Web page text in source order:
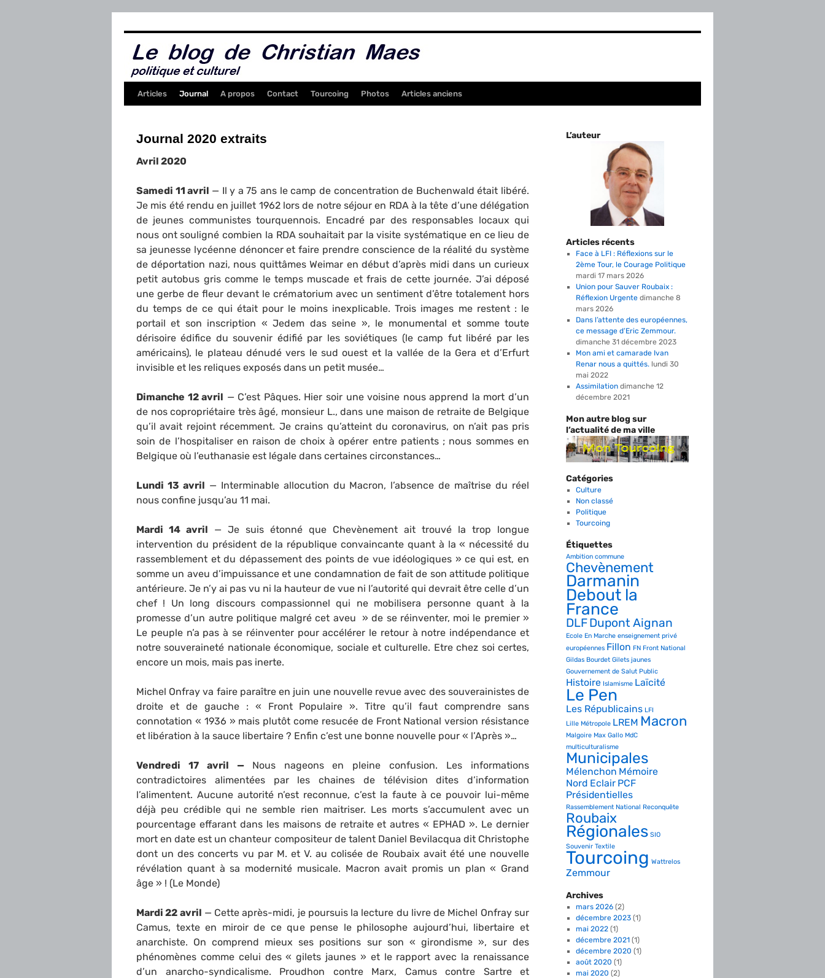
Articles Journal A propos Contact Tourcoing Photos Articles anciens
Journal 2020 extraits
Avril 2020
Samedi 11 avril — Il y a 75 ans le camp de concentration de Buchenwald était libéré.
Je mis été rendu en juillet 1962 lors de notre séjour en RDA à la tête d’une délégation
de jeunes communistes tourquennois. Encadré par des responsables locaux qui
nous ont souligné combien la RDA souhaitait par la visite systématique en ce lieu de
sa jeunesse lycéenne dénoncer et faire prendre conscience de la réalité du système
de déportation nazi, nous quittâmes Weimar en début d’après midi dans un curieux
petit autobus gris comme le temps muscade et frais de cette journée. J’ai déposé
une gerbe de fleur devant le crématorium avec un sentiment d’être totalement hors
du temps de ce qui était pour le moins inexplicable. Trois images me restent : le
portail et son inscription « Jedem das seine », le monumental et somme toute
dérisoire édifice du souvenir édifié par les soviétiques (le camp fut libéré par les
américains), le plateau dénudé vers le sud ouest et la vallée de la Gera et d’Erfurt
invisible et les reliques exposés dans un petit musée…
Dimanche 12 avril — C’est Pâques. Hier soir une voisine nous apprend la mort d’un
de nos copropriétaire très âgé, monsieur L., dans une maison de retraite de Belgique
qu’il avait rejoint récemment. Je crains qu’atteint du coronavirus, on n’ait pas pris
soin de l’hospitaliser en raison de choix à opérer entre patients ; nous sommes en
Belgique où l’euthanasie est légale dans certaines circonstances…
Lundi 13 avril — Interminable allocution du Macron, l’absence de maîtrise du réel
nous confine jusqu’au 11 mai.
Mardi 14 avril — Je suis étonné que Chevènement ait trouvé la trop longue
intervention du président de la république convaincante quant à la « nécessité du
rassemblement et du dépassement des points de vue idéologiques » ce qui est, en
somme un aveu d’impuissance et une condamnation de fait de son attitude politique
antérieure. Je n’y ai pas vu ni la hauteur de vue ni l’autorité qui devrait être celle d’un
chef ! Un long discours compassionnel qui ne mobilisera personne quant à la
promesse d’un autre politique malgré cet aveu » de se réinventer, moi le premier »
Le peuple n’a pas à se réinventer pour accélérer le retour à notre indépendance et
notre souveraineté nationale économique, sociale et culturelle. Etre chez soi certes,
encore un mois, mais pas inerte.
Michel Onfray va faire paraître en juin une nouvelle revue avec des souverainistes de
droite et de gauche : « Front Populaire ». Titre qu’il faut comprendre sans
connotation « 1936 » mais plutôt come resucée de Front National version résistance
et libération à la sauce libertaire ? Enfin c’est une bonne nouvelle pour « l’Après »…
Vendredi 17 avril — Nous nageons en pleine confusion. Les informations
contradictoires alimentées par les chaines de télévision dites d’information
l’alimentent. Aucune autorité n’est reconnue, c’est la faute à ce pouvoir lui-même
déjà peu crédible qui ne semble rien maitriser. Les morts s’accumulent avec un
pourcentage effarant dans les maisons de retraite et autres « EPHAD ». Le dernier
mort en date est un chanteur compositeur de talent Daniel Bevilacqua dit Christophe
dont un des concerts vu par M. et V. au colisée de Roubaix avait été une nouvelle
révélation quant à sa modernité musicale. Macron avait promis un plan « Grand
âge » ! (Le Monde)
Mardi 22 avril — Cette après-midi, je poursuis la lecture du livre de Michel Onfray sur
Camus, texte en miroir de ce que pense le philosophe aujourd’hui, libertaire et
anarchiste. On comprend mieux ses positions sur son « girondisme », sur des
phénomènes comme celui des « gilets jaunes » et le rapport avec la renaissance
d’un anarcho-syndicalisme. Proudhon contre Marx, Camus contre Sartre et
L’auteur
Articles récents
Face à LFI : Réflexions sur le
2ème Tour, le Courage Politique
mardi 17 mars 2026
Union pour Sauver Roubaix :
Réflexion Urgente dimanche 8
mars 2026
Dans l’attente des européennes,
ce message d’Eric Zemmour.
dimanche 31 décembre 2023
Mon ami et camarade Ivan
Renar nous a quittés. lundi 30
mai 2022
Assimilation dimanche 12
décembre 2021
Mon autre blog sur
l’actualité de ma ville
Catégories
Culture
Non classé
Politique
Tourcoing
Étiquettes
Ambition commune
Chevènement
Darmanin
Debout la
France
DLFDupont Aignan
Ecole En Marche enseignement privé
européennes Fillon FN Front National
Gildas Bourdet Gilets jaunes
Gouvernement de Salut Public
Histoire Islamisme Laïcité
Le Pen
Les Républicains LFI
Lille Métropole LREM Macron
Malgoire Max Gallo MdC
multiculturalisme
Municipales
Mélenchon Mémoire
Nord Eclair PCF
Présidentielles
Rassemblement National Reconquête
Roubaix
Régionales SIO
Souvenir Textile
Tourcoing Wattrelos
Zemmour
Archives
mars 2026(2)
décembre 2023(1)
mai 2022(1)
décembre 2021(1)
décembre 2020 (1)
août 2020 (1)
mai 2020 (2)